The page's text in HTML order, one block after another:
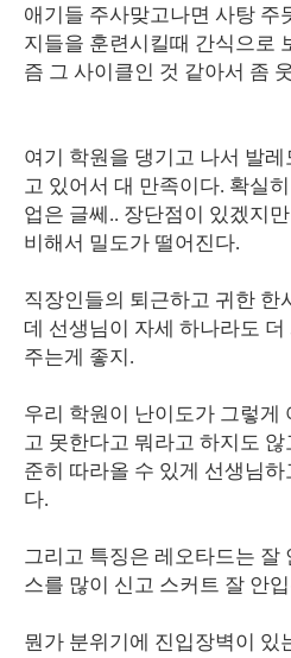
애기들 주사맞고나면 사탕 주
지들을 훈련시킬때 간식으로
즘 그 사이클인 것 같아서 좀
여기 학원을 댕기고 나서 발레
고 있어서 대 만족이다. 확실
업은 글쎄.. 장단점이 있겠지
비해서 밀도가 떨어진다.
직장인들의 퇴근하고 귀한 한
데 선생님이 자세 하나라도
주는게 좋지.
우리 학원이 난이도가 그렇게
고 못한다고 뭐라고 하지도
준히 따라올 수 있게 선생님
다.
그리고 특징은 레오타드는 잘
스를 많이 신고 스커트 잘 안
뭔가 분위기에 진입장벽이 있